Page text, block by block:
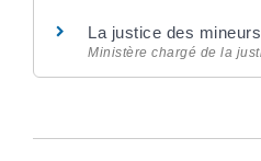
La justice des mineurs
Ministère chargé de la